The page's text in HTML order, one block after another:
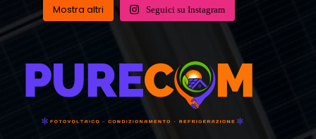
Mostra altri Seguici su Instagram